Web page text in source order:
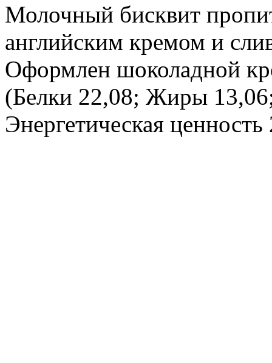
Молочный бисквит
английским кремом и
Оформлен шоколадной
(Белки 22,08; Жиры
Энергетическая